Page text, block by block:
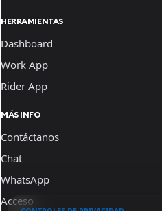
HERRAMIENTAS
Dashboard
Work App
Rider App
MÁS INFO
Contáctanos
Chat
WhatsApp
Acceso